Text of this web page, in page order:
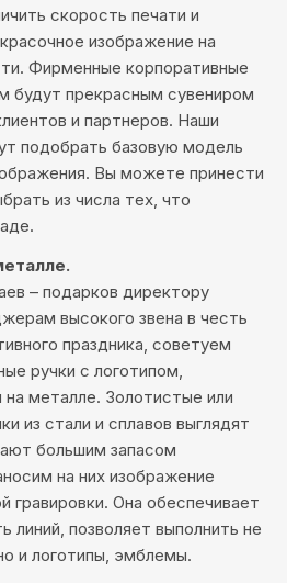
скорость печати и
изображение на
Фирменные корпоративные
будут прекрасным сувениром
и партнеров. Наши
подобрать базовую модель
Вы можете принести
из числа тех, что
– подарков директору
высокого звена в честь
праздника, советуем
ручки с логотипом,
на металле. Золотистые или
из стали и сплавов выглядят
большим запасом
на них изображение
гравировки. Она обеспечивает
линий, позволяет выполнить не
и логотипы, эмблемы.